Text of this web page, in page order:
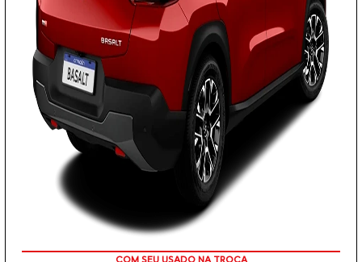
TAXA ZERO